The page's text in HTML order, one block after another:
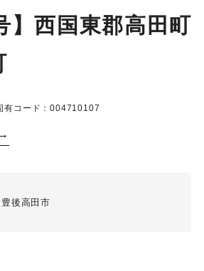
】西国東郡高田町
有コード：004710107
豊後高田市